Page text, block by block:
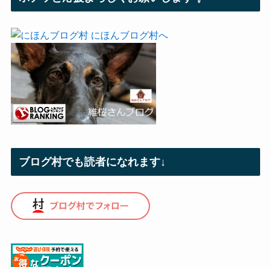
ブログ村でも読者になれます↓